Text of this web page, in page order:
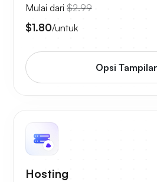
Mulai dari $2.99
$1.80/untuk
Opsi
Hosting